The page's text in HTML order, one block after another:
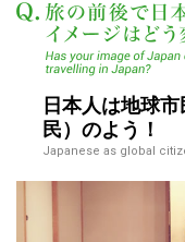
日本人は地球
民）のよう！
Japanese as global